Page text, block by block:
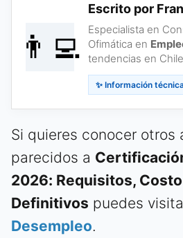
👨‍💻
Escrito por
Especialista en
Ofimática en
tendencias en
✨ Información
Si quieres conocer otros
parecidos a
2026: Requisitos,
Definitivos puedes
Desempleo.